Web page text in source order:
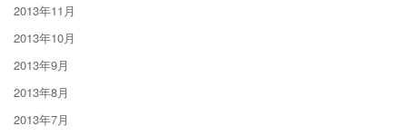
2013年11月
2013年10月
2013年9月
2013年8月
2013年7月